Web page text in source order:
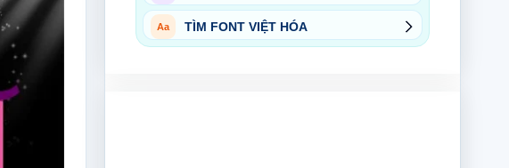
Aa TÌM FONT VIỆT HÓA